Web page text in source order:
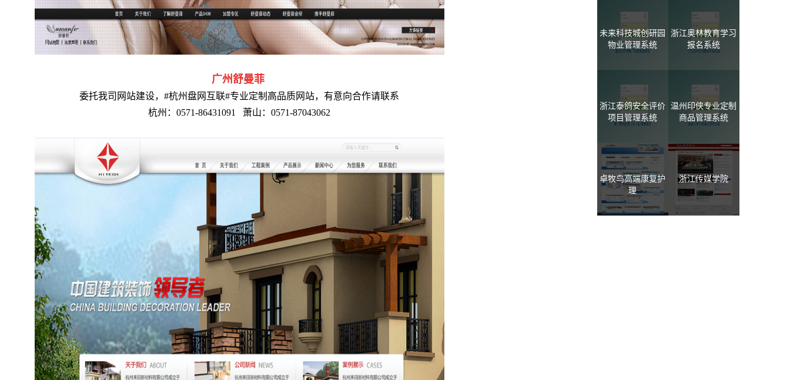
广州舒曼菲
委托我司网站建设，#杭州盘网互联#专业定制高品质网站，有意向合作请联系
杭州：0571-86431091萧山：0571-87043062
未来科技城创研园
物业管理系统
浙江奥林教育学习
报名系统
浙江泰鸽安全评价
项目管理系统
温州印侠专业定制
商品管理系统
卓牧鸟高端康复护
理
浙江传媒学院